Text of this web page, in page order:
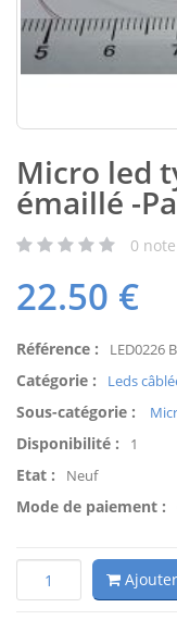
Micro led
émaillé -
0 note
22.50 €
Référence : LED0226
Catégorie : Leds
Sous-catégorie :
Disponibilité : 1
Etat : Neuf
Mode de paiement :